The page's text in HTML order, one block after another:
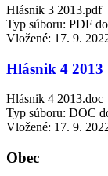
Hlásnik 3 2013.pdf
Typ súboru: PDF
Vložené: 17. 9.
Hlásnik 4 2013
Hlásnik 4 2013.doc
Typ súboru: DOC
Vložené: 17. 9.
Obec